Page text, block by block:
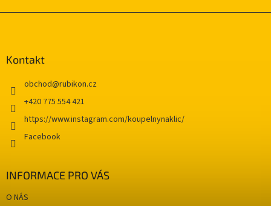
d
v
Kontakt
obchod@rubikon.cz
+420 775 554 421
Facebook
https://www.instagram.com/koupelnynaklic/
INFORMACE PRO VÁS
O NÁS